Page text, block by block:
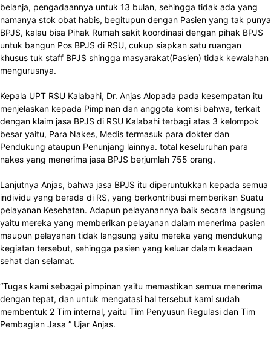
belanja, pengadaannya untuk 13 bulan, sehingga tidak ada yang
namanya stok obat habis, begitupun dengan Pasien yang tak punya
BPJS, kalau bisa Pihak Rumah sakit koordinasi dengan pihak BPJS
untuk bangun Pos BPJS di RSU, cukup siapkan satu ruangan
khusus tuk staff BPJS shingga masyarakat(Pasien) tidak kewalahan
mengurusnya.
Kepala UPT RSU Kalabahi, Dr. Anjas Alopada pada kesempatan itu
menjelaskan kepada Pimpinan dan anggota komisi bahwa, terkait
dengan klaim jasa BPJS di RSU Kalabahi terbagi atas 3 kelompok
besar yaitu, Para Nakes, Medis termasuk para dokter dan
Pendukung ataupun Penunjang lainnya. total keseluruhan para
nakes yang menerima jasa BPJS berjumlah 755 orang.
Lanjutnya Anjas, bahwa jasa BPJS itu diperuntukkan kepada semua
individu yang berada di RS, yang berkontribusi memberikan Suatu
pelayanan Kesehatan. Adapun pelayanannya baik secara langsung
yaitu mereka yang memberikan pelayanan dalam menerima pasien
maupun pelayanan tidak langsung yaitu mereka yang mendukung
kegiatan tersebut, sehingga pasien yang keluar dalam keadaan
sehat dan selamat.
“Tugas kami sebagai pimpinan yaitu memastikan semua menerima
dengan tepat, dan untuk mengatasi hal tersebut kami sudah
membentuk 2 Tim internal, yaitu Tim Penyusun Regulasi dan Tim
Pembagian Jasa ” Ujar Anjas.